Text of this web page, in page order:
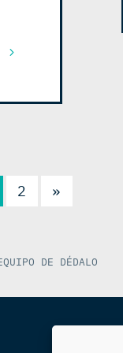
2 »
DE DÉDALO